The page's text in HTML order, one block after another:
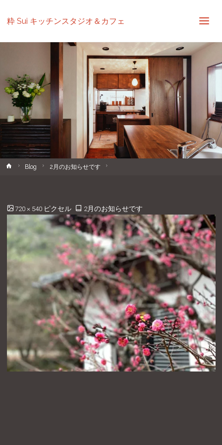
粋 Sui キッチンスタジオ＆カフェ
ホ
Blog 2月のお知らせです
フ
サ
イ
720 × 540 ピクセル 2月のお知らせです